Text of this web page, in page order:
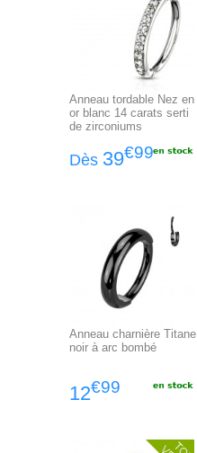
Anneau tordable Nez en
or blanc 14 carats serti
de zirconiums
Dès 39€99
Anneau charnière Titane
noir à arc bombé
12€99